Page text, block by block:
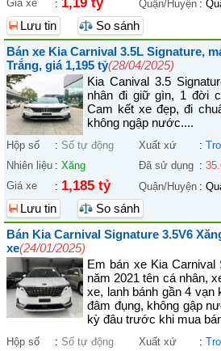
Giá xe
: Quận/Huyện :
Lưu tin
So sánh
Bán xe Kia Carnival 3.5L Signature,
Trắng, giá 1,195 tỷ(28/04/2025)
Kia Canival 3.5
nhân đi giữ gìn, 1 đời
Cam kết xe đẹp, đi
không ngập nước....
Hộp số : Số tự động Xuất xứ :
Nhiên liệu : Xăng Đã sử dụng :
Giá xe
: 1,185 tỷ Quận/Huyện :
Lưu tin
So sánh
Bán Kia Carnival Signature 3.5V6
xe(24/01/2025)
Em bán xe Kia Carnival
năm 2021 tên cá nhân,
xe, lanh bánh gần 4 vạn
đâm đụng, không gập
kỳ đâu trước khi mua
Hộp số : Số tự động Xuất xứ :